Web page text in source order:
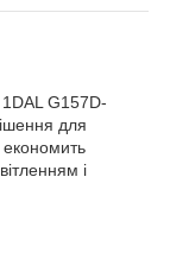
G157D-
для
економить
і